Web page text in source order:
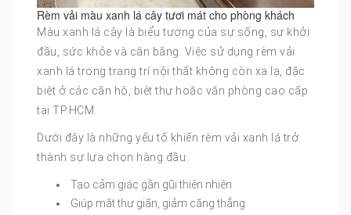
Rèm vải màu xanh lá cây tươi mát cho phòng khách
Màu xanh lá cây là biểu tượng của sự sống, sự khởi
đầu, sức khỏe và cân bằng. Việc sử dụng rèm vải
xanh lá trong trang trí nội thất không còn xa lạ, đặc
biệt ở các căn hộ, biệt thự hoặc văn phòng cao cấp
tại TP.HCM.
Dưới đây là những yếu tố khiến rèm vải xanh lá trở
thành sự lựa chọn hàng đầu:
Tạo cảm giác gần gũi thiên nhiên
Giúp mắt thư giãn, giảm căng thẳng